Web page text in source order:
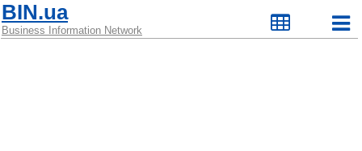
BIN.ua
Business Information Network